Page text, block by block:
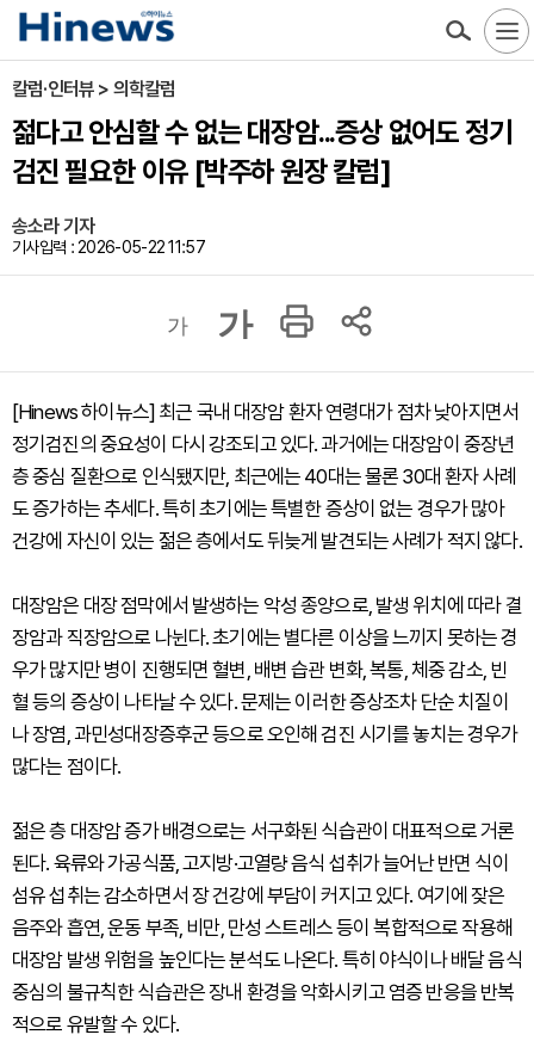
칼럼·인터뷰 > 의학칼럼
젊다고 안심할 수 없는 대장암...증상 없어도 정기
검진 필요한 이유 [박주하 원장 칼럼]
송소라 기자
기사입력 : 2026-05-22 11:57
가 가
[Hinews 하이뉴스] 최근 국내 대장암 환자 연령대가 점차 낮아지면서
정기검진의 중요성이 다시 강조되고 있다. 과거에는 대장암이 중장년
층 중심 질환으로 인식됐지만, 최근에는 40대는 물론 30대 환자 사례
도 증가하는 추세다. 특히 초기에는 특별한 증상이 없는 경우가 많아
건강에 자신이 있는 젊은 층에서도 뒤늦게 발견되는 사례가 적지 않다.
대장암은 대장 점막에서 발생하는 악성 종양으로, 발생 위치에 따라 결
장암과 직장암으로 나뉜다. 초기에는 별다른 이상을 느끼지 못하는 경
우가 많지만 병이 진행되면 혈변, 배변 습관 변화, 복통, 체중 감소, 빈
혈 등의 증상이 나타날 수 있다. 문제는 이러한 증상조차 단순 치질이
나 장염, 과민성대장증후군 등으로 오인해 검진 시기를 놓치는 경우가
많다는 점이다.
젊은 층 대장암 증가 배경으로는 서구화된 식습관이 대표적으로 거론
된다. 육류와 가공식품, 고지방·고열량 음식 섭취가 늘어난 반면 식이
섬유 섭취는 감소하면서 장 건강에 부담이 커지고 있다. 여기에 잦은
음주와 흡연, 운동 부족, 비만, 만성 스트레스 등이 복합적으로 작용해
대장암 발생 위험을 높인다는 분석도 나온다. 특히 야식이나 배달 음식
중심의 불규칙한 식습관은 장내 환경을 악화시키고 염증 반응을 반복
적으로 유발할 수 있다.